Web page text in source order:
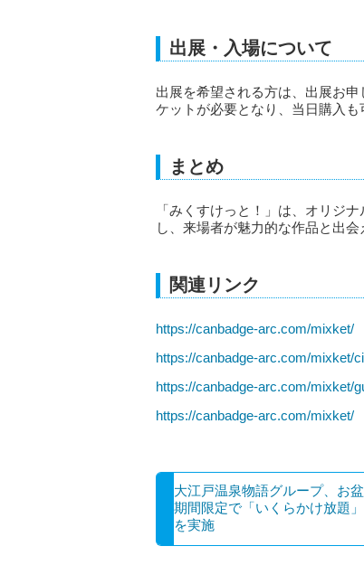
出展・入場について
出展を希望される方は、出展お
ケットが必要となり、当日購入も
まとめ
「みくすけっと！」は、オリジ
し、来場者が魅力的な作品と出
関連リンク
https://canbadge-arc.com/mixket/
https://canbadge-arc.com/mixket/
https://canbadge-arc.com/mixket/
https://canbadge-arc.com/mixket/
大江戸温泉物語グループ、お盆
期間限定で「いくらかけ放題」
を実施